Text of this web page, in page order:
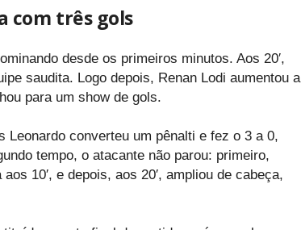
com três gols
desde os primeiros minutos. Aos 20′,
saudita. Logo depois, Renan Lodi aumentou a
para um show de gols.
Leonardo converteu um pênalti e fez o 3 a 0,
tempo, o atacante não parou: primeiro,
10′, e depois, aos 20′, ampliou de cabeça,